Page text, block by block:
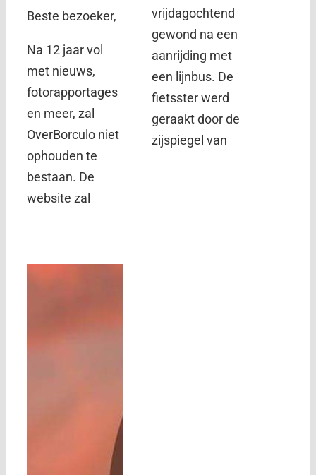
Beste bezoeker,
Na 12 jaar vol
met nieuws,
fotorapportages
en meer, zal
OverBorculo niet
ophouden te
bestaan. De
website zal
vrijdagochtend
gewond na een
aanrijding met
een lijnbus. De
fietsster werd
geraakt door de
zijspiegel van